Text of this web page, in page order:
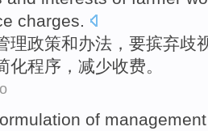
charges.
理政策和办法 ， 要摈弃歧
化程序 ， 减少收费。
of management